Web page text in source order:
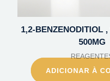
1,2-BENZENODITIOL ,
500MG
ADICIONAR À